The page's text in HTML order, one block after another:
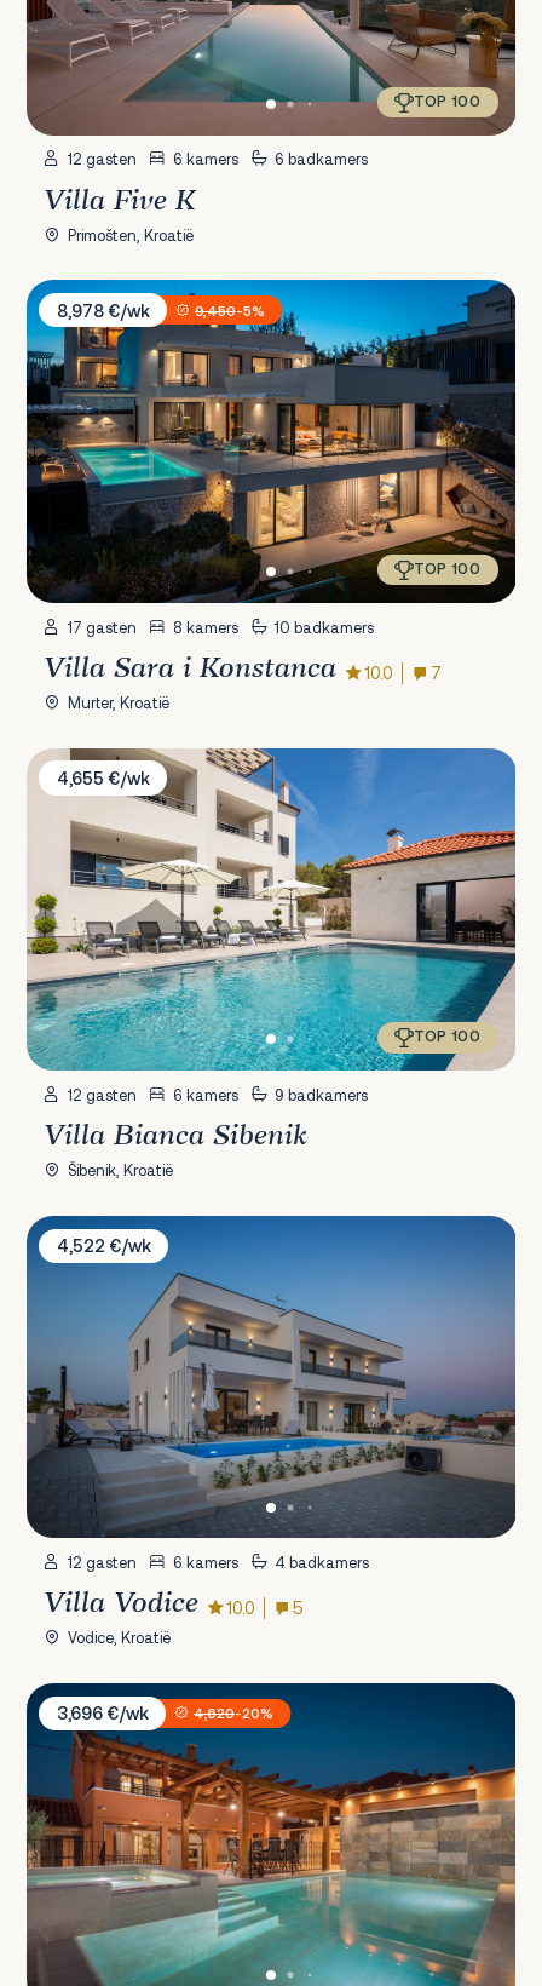
TOP 100
12 gasten 6 kamers 6 badkamers
Villa Five K
Primošten, Kroatië
Villa Sara i Konstanca
8,978 €/wk
9,450-5%
TOP 100
17 gasten 8 kamers 10 badkamers
Villa Sara i Konstanca 10.0 7
Murter, Kroatië
Villa Bianca Sibenik
4,655 €/wk
TOP 100
12 gasten 6 kamers 9 badkamers
Villa Bianca Sibenik
Šibenik, Kroatië
Villa Vodice
4,522 €/wk
12 gasten 6 kamers 4 badkamers
Villa Vodice 10.0 5
Vodice, Kroatië
Villa Skradin
3,696 €/wk
4,620-20%